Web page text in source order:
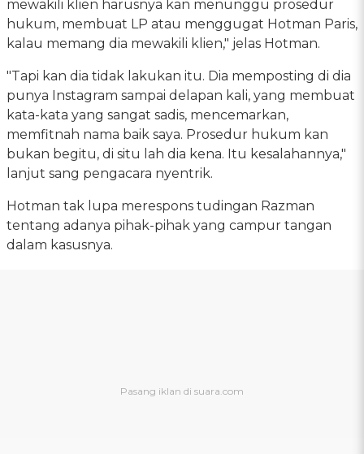
mewakili klien harusnya kan menunggu prosedur
hukum, membuat LP atau menggugat Hotman Paris,
kalau memang dia mewakili klien," jelas Hotman.
"Tapi kan dia tidak lakukan itu. Dia memposting di dia
punya Instagram sampai delapan kali, yang membuat
kata-kata yang sangat sadis, mencemarkan,
memfitnah nama baik saya. Prosedur hukum kan
bukan begitu, di situ lah dia kena. Itu kesalahannya,"
lanjut sang pengacara nyentrik.
Hotman tak lupa merespons tudingan Razman
tentang adanya pihak-pihak yang campur tangan
dalam kasusnya.